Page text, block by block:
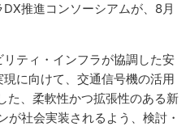
推進コンソーシアムが、8月
ティ・インフラが協調した安
に向けて、交通信号機の活用
た、柔軟性かつ拡張性のある新
が社会実装されるよう、検討・